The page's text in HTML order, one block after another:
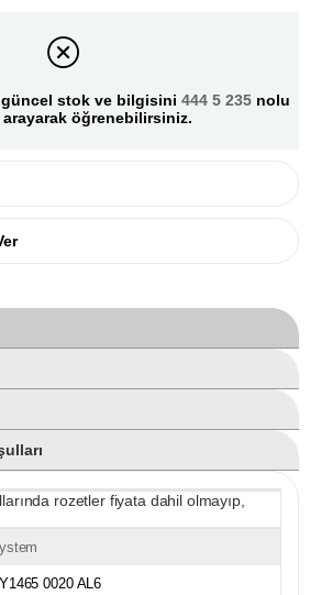
stok ve bilgisini 444 5 235 nolu
arayarak öğrenebilirsiniz.
rozetler fiyata dahil olmayıp,
0020 AL6